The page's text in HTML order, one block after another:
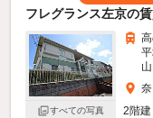
フレグランス左京の
すべての写真
2階建